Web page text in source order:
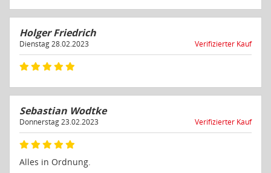
Holger Friedrich
Dienstag 28.02.2023 Verifizierter Kauf
Sebastian Wodtke
Donnerstag 23.02.2023 Verifizierter Kauf
Alles in Ordnung.